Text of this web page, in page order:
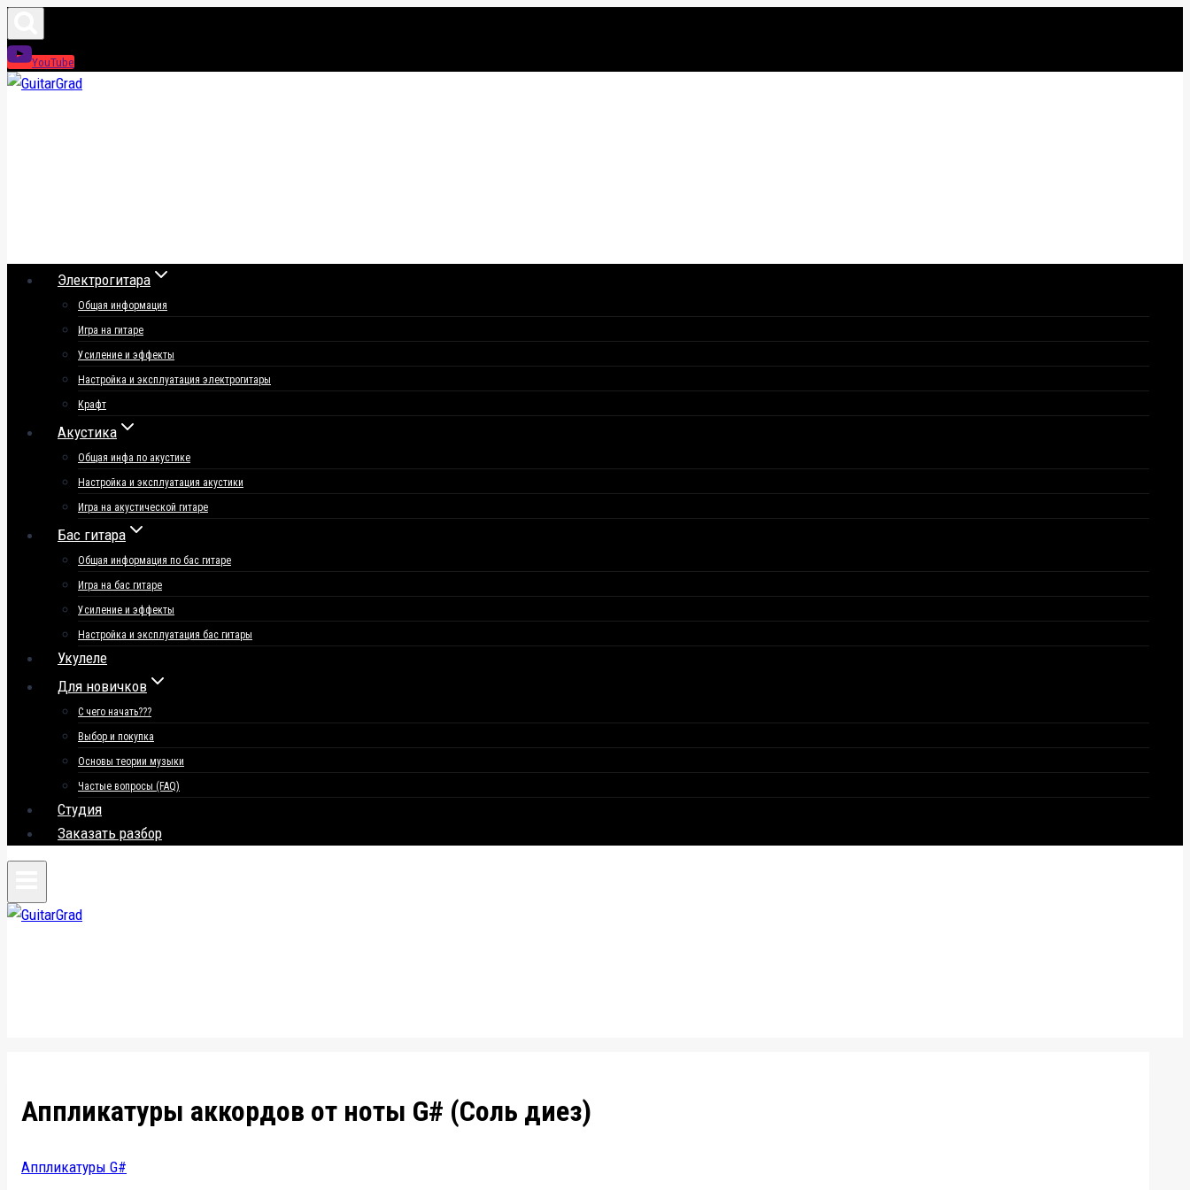
к
содержимому
YouTube
Электрогитара
Общая информация
Игра на гитаре
Усиление и эффекты
Настройка и эксплуатация электрогитары
Крафт
Акустика
Общая инфа по акустике
Настройка и эксплуатация акустики
Игра на акустической гитаре
Бас гитара
Общая информация по бас гитаре
Игра на бас гитаре
Усиление и эффекты
Настройка и эксплуатация бас гитары
Укулеле
Для новичков
С чего начать???
Выбор и покупка
Основы теории музыки
Частые вопросы (FAQ)
Студия
Заказать разбор
Аппликатуры аккордов от ноты G# (Соль диез)
Аппликатуры G#